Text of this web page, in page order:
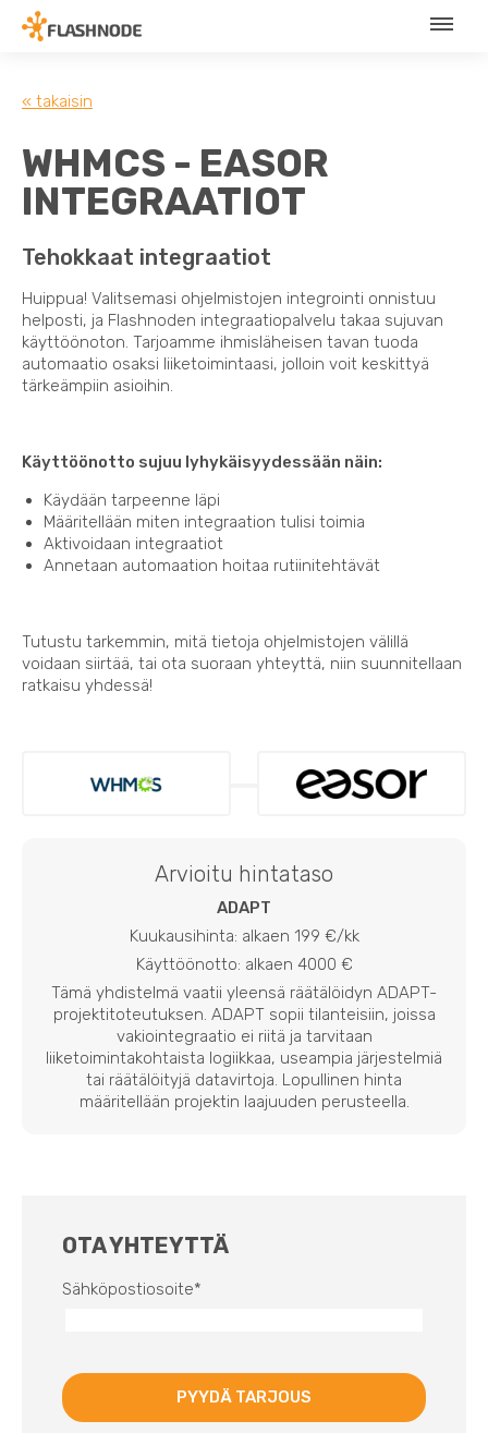
« takaisin
WHMCS - EASOR
INTEGRAATIOT
Tehokkaat integraatiot
Huippua! Valitsemasi ohjelmistojen integrointi onnistuu
helposti, ja Flashnoden integraatiopalvelu takaa sujuvan
käyttöönoton. Tarjoamme ihmisläheisen tavan tuoda
automaatio osaksi liiketoimintaasi, jolloin voit keskittyä
tärkeämpiin asioihin.
Käyttöönotto sujuu lyhykäisyydessään näin:
Käydään tarpeenne läpi
Määritellään miten integraation tulisi toimia
Aktivoidaan integraatiot
Annetaan automaation hoitaa rutiinitehtävät
Tutustu tarkemmin, mitä tietoja ohjelmistojen välillä
voidaan siirtää, tai ota suoraan yhteyttä, niin suunnitellaan
ratkaisu yhdessä!
Arvioitu hintataso
ADAPT
Kuukausihinta: alkaen 199 €/kk
Käyttöönotto: alkaen 4000 €
Tämä yhdistelmä vaatii yleensä räätälöidyn ADAPT-
projektitoteutuksen. ADAPT sopii tilanteisiin, joissa
vakiointegraatio ei riitä ja tarvitaan
liiketoimintakohtaista logiikkaa, useampia järjestelmiä
tai räätälöityjä datavirtoja. Lopullinen hinta
määritellään projektin laajuuden perusteella.
OTA YHTEYTTÄ
Sähköpostiosoite*